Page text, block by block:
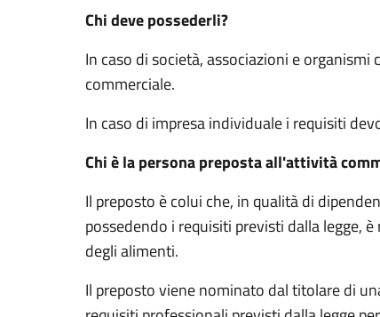
Chi deve possederli?
In caso di società, associazioni e
commerciale.
In caso di impresa individualei requisiti
Chi è la persona preposta all'attività
Il preposto è colui che, in qualità di
possedendo i requisiti previsti dalla legge,
degli alimenti.
Il preposto viene nominato dal titolare di